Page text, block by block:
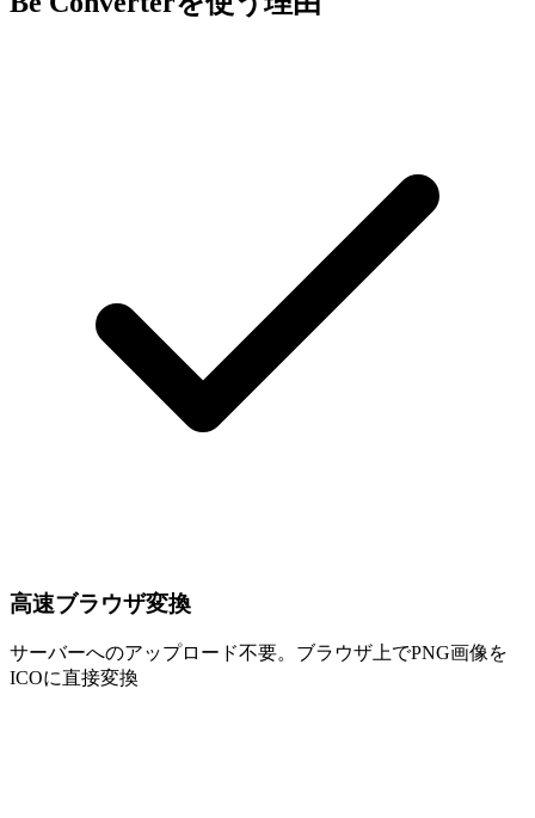
高速ブラウザ変換
サーバーへのアップロード不要。ブラウザ上でPNG画像を
ICOに直接変換